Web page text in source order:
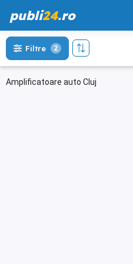
publi24.ro
Amplificatoare auto Cluj
Filtre 2